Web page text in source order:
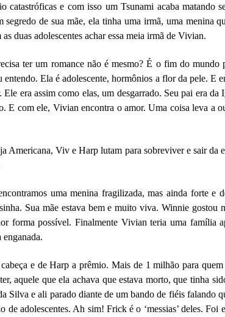
catastróficas e com isso um Tsunami acaba matando
de sua mãe, ela tinha uma irmã, uma menina
duas adolescentes achar essa meia irmã de Vivian.
ter um romance não é mesmo? É o fim do mundo
entendo. Ela é adolescente, hormônios a flor da pele. E
era assim como elas, um desgarrado. Seu pai era da
E com ele, Vivian encontra o amor. Uma coisa leva a
Americana, Viv e Harp lutam para sobreviver e sair da
uma menina fragilizada, mas ainda forte e
Sua mãe estava bem e muito viva. Winnie gostou
forma possível. Finalmente Vivian teria uma família
e de Harp a prêmio. Mais de 1 milhão para quem
aquele que ela achava que estava morto, que tinha
Silva e ali parado diante de um bando de fiéis falando
de adolescentes. Ah sim! Frick é o ‘messias’ deles. Foi